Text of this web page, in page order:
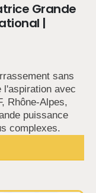
Grande
|
sans
l'aspiration avec
Rhône-Alpes,
puissance
complexes.